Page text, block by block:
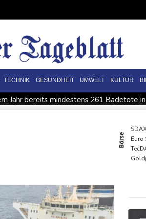
TECHNIK GESUNDHEIT UMWELT KULTUR
Jahr bereits mindestens 261 Badetote
Arbeiter stribt in Niedersachsen durch
Niedersachsen: Splittergranate aus
für Köln: Hendrich kehrt in die Bundesliga
Börse
Euro